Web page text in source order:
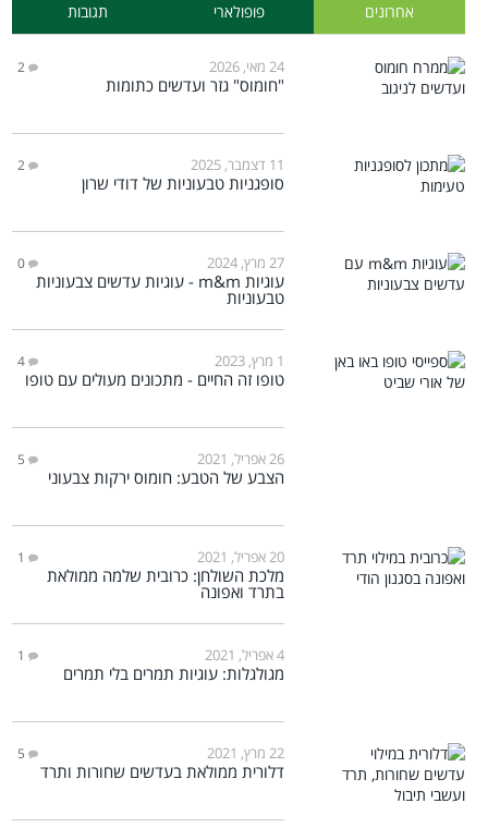
אחרונים פופולארי תגובות
24 מאי, 2026 2
"חומוס" גזר ועדשים כתומות
11 דצמבר, 2025 2
סופגניות טבעוניות של דודי שרון
27 מרץ, 2024 0
עוגיות m&m - עוגיות עדשים צבעוניות
טבעוניות
1 מרץ, 2023 4
טופו זה החיים - מתכונים מעולים עם טופו
26 אפריל, 2021 5
הצבע של הטבע: חומוס ירקות צבעוני
20 אפריל, 2021 1
מלכת השולחן: כרובית שלמה ממולאת
בתרד ואפונה
4 אפריל, 2021 1
מגולגלות: עוגיות תמרים בלי תמרים
22 מרץ, 2021 5
דלורית ממולאת בעדשים שחורות ותרד